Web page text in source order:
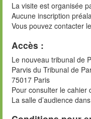
La visite est organisée
Aucune inscription
Vous pouvez contacter
Accès :
Le nouveau tribunal de
Parvis du Tribunal de
75017 Paris
Pour consulter le cahier
La salle d’audience